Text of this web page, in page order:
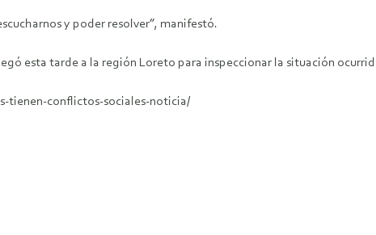
y poder resolver”, manifestó.
esta tarde a la región Loreto para inspeccionar la situación
tienen-conflictos-sociales-noticia/